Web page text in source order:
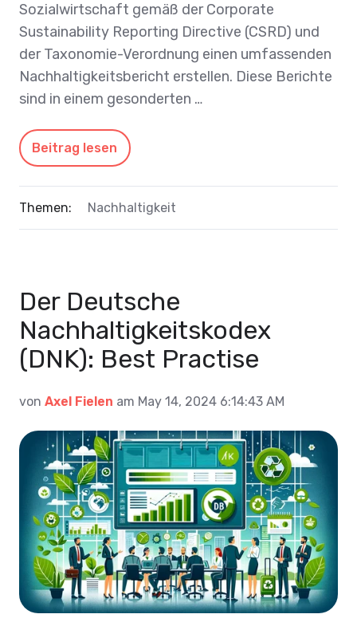
Sozialwirtschaft gemäß der Corporate
Sustainability Reporting Directive (CSRD) und
der Taxonomie-Verordnung einen umfassenden
Nachhaltigkeitsbericht erstellen. Diese Berichte
sind in einem gesonderten …
Beitrag lesen
Themen: Nachhaltigkeit
Der Deutsche
Nachhaltigkeitskodex
(DNK): Best Practise
von Axel Fielen am May 14, 2024 6:14:43 AM